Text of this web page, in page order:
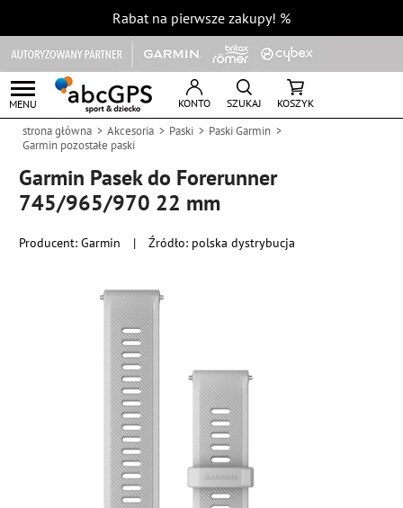
Rabat na pierwsze zakupy! %
MENU KONTO SZUKAJ KOSZYK
strona główna Akcesoria Paski
Paski Garmin
Garmin pozostałe paski
Garmin Pasek do Forerunner
745/965/970 22 mm
Producent:Garmin | Źródło: polska dystrybucja